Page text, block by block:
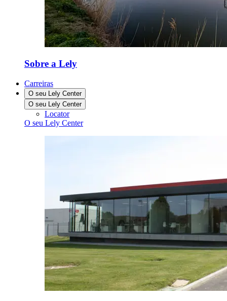
Sobre a Lely
Carreiras
O seu Lely Center
O seu Lely Center
Locator
O seu Lely Center